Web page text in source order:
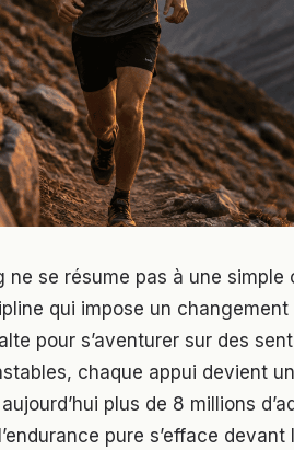
ne se résume pas à une
qui impose un
pour s’aventurer sur des
chaque appui devient
plus de 8 millions
pure s’efface